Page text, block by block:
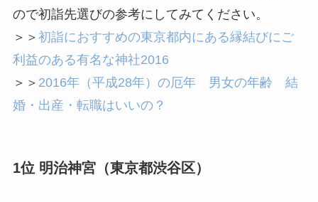
ので初詣先選びの参考にしてみてください。
＞＞ 初詣におすすめの東京都内にある縁結びにご
利益のある有名な神社2016
＞＞ 2016年（平成28年）の厄年 男女の年齢 結
婚・出産・転職はいいの？
1位 明治神宮（東京都渋谷区）